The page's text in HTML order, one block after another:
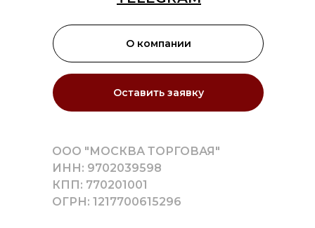
Оставить заявку
О компании
ООО "МОСКВА ТОРГОВАЯ"
ИНН: 9702039598
КПП: 770201001
ОГРН: 1217700615296